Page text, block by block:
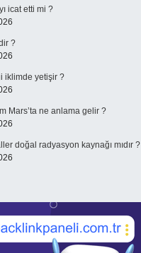
icat etti mi ?
?
iklimde yetişir ?
Mars’ta ne anlama gelir ?
doğal radyasyon kaynağı mıdır ?